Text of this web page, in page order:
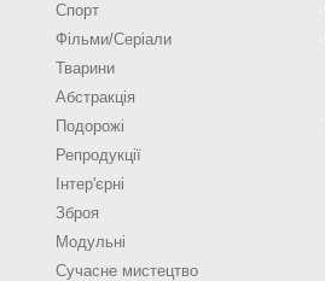
Спорт
Фільми/Серіали
Тварини
Абстракція
Подорожі
Репродукції
Інтер'єрні
Зброя
Модульні
Сучасне мистецтво